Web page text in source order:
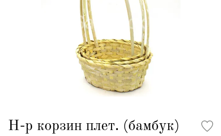
Н-р корзин плет. (бамбук)